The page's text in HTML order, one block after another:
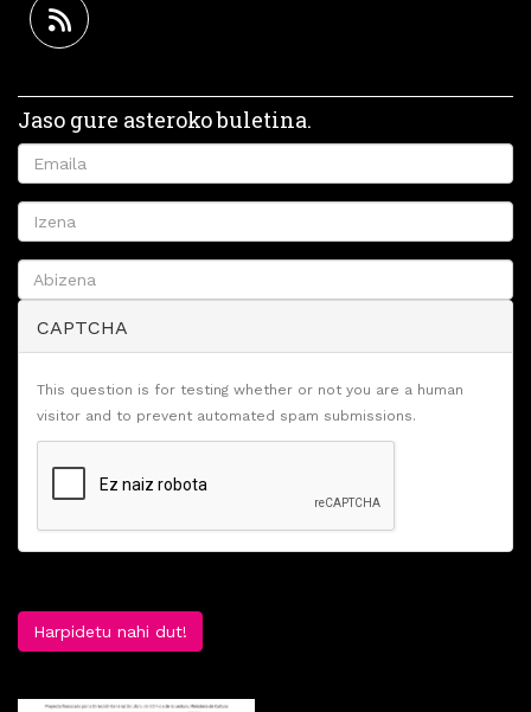
Jaso gure asteroko buletina.
CAPTCHA
This question is for testing whether or not you are a human
visitor and to prevent automated spam submissions.
Harpidetu nahi dut!